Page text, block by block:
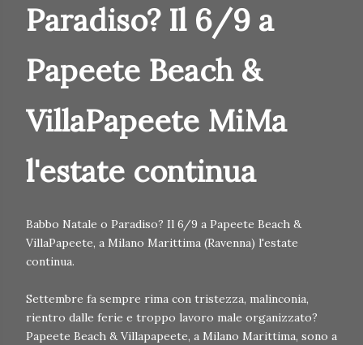
Paradiso? Il 6/9 a
Papeete Beach &
VillaPapeete MiMa
l'estate continua
Babbo Natale o Paradiso? Il 6/9 a Papeete Beach &
VillaPapeete, a Milano Marittima (Ravenna) l'estate
continua.
Settembre fa sempre rima con tristezza, malinconia,
rientro dalle ferie e troppo lavoro male organizzato?
Papeete Beach & Villapapeete, a Milano Marittima, sono a